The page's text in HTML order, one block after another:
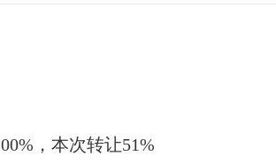
，本次转让51%